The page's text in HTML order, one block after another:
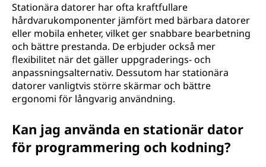
Stationära datorer har ofta kraftfullare
hårdvarukomponenter jämfört med bärbara datorer
eller mobila enheter, vilket ger snabbare bearbetning
och bättre prestanda. De erbjuder också mer
flexibilitet när det gäller uppgraderings- och
anpassningsalternativ. Dessutom har stationära
datorer vanligtvis större skärmar och bättre
ergonomi för långvarig användning.
Kan jag använda en stationär dator
för programmering och kodning?